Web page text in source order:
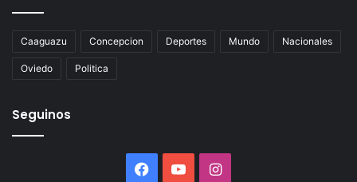
Caaguazu Concepcion Deportes Mundo Nacionales
Oviedo Politica
Seguinos
FacebookYouTubeInstagram